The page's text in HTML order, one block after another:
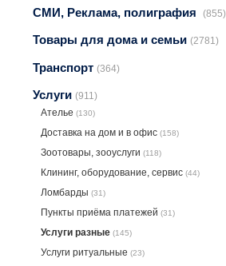
СМИ, Реклама, полиграфия (855)
Товары для дома и семьи (2781)
Транспорт (364)
Услуги (911)
Ателье (130)
Доставка на дом и в офис (158)
Зоотовары, зооуслуги (118)
Клининг, оборудование, сервис (44)
Ломбарды (31)
Пункты приёма платежей (31)
Услуги разные (145)
Услуги ритуальные (23)